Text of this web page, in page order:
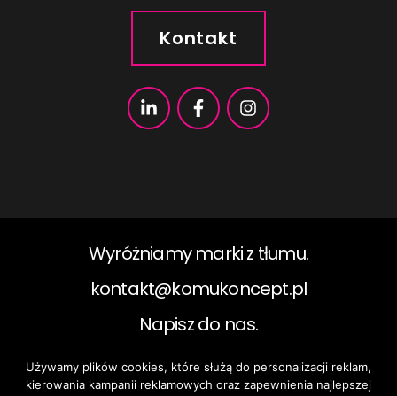
Kontakt
Wyróżniamy marki z tłumu.
kontakt@komukoncept.pl​
Napisz do nas.
2019 ©KomuKoncept, All rights reserved.
Używamy plików cookies, które służą do personalizacji reklam,
kierowania kampanii reklamowych oraz zapewnienia najlepszej